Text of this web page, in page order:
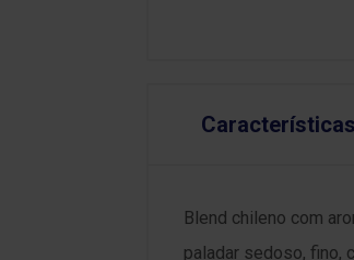
Características
Blend chileno com
paladar sedoso, fino,